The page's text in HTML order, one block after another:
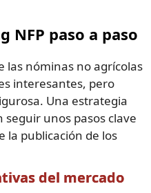
NFP paso a paso
las nóminas no agrícolas
interesantes, pero
Una estrategia
seguir unos pasos clave
la publicación de los
del mercado